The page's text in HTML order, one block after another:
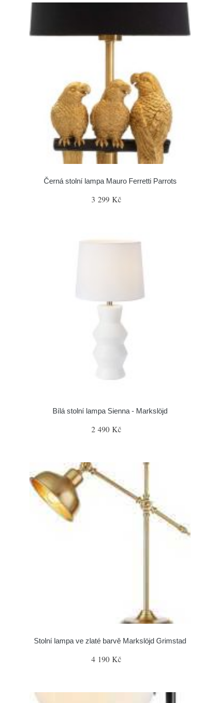
Černá stolní lampa Mauro Ferretti Parrots
3 299 Kč
Bílá stolní lampa Sienna - Markslöjd
2 490 Kč
Stolní lampa ve zlaté barvě Markslöjd Grimstad
4 190 Kč